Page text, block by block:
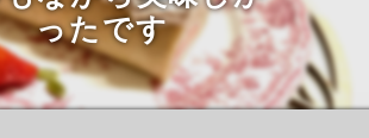
ったです